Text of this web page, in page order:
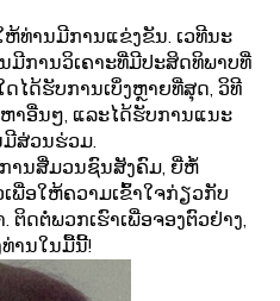
ຫ້ທ່ານມີການແຂ່ງຂັນ. ເວທີນະ
ມີການວິເຄາະທີ່ມີປະສິດທິພາບທີ່
ໄດ້ຮັບການເບິ່ງຫຼາຍທີ່ສຸດ, ວິທີ
າອື່ນໆ, ແລະໄດ້ຮັບການແນະ
ສ່ວນຮ່ວມ.
ານສື່ມວນຊົນສັງຄົມ, ຍີ່ຫໍ້
ພື່ອໃຫ້ຄວາມເຂົ້າໃຈກ່ຽວກັບ
ຕິດ​ຕໍ່​ພວກ​ເຮົາ​ເພື່ອ​ຈອງ​ຕົວ​ຢ່າງ​,
ານ​ໃນ​ມື້​ນີ້​!